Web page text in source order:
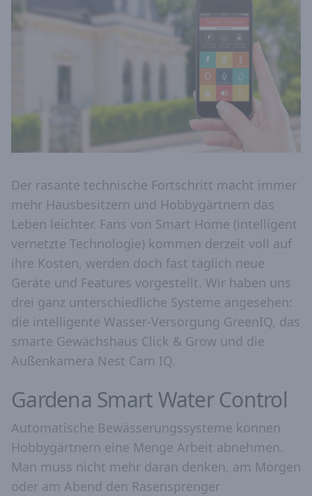
Der rasante technische Fortschritt macht immer
mehr Hausbesitzern und Hobbygärtnern das
Leben leichter. Fans von Smart Home (intelligent
vernetzte Technologie) kommen derzeit voll auf
ihre Kosten, werden doch fast täglich neue
Geräte und Features vorgestellt. Wir haben uns
drei ganz unterschiedliche Systeme angesehen:
die intelligente Wasser-Versorgung GreenIQ, das
smarte Gewächshaus Click & Grow und die
Außenkamera Nest Cam IQ.
Gardena Smart Water Control
Automatische Bewässerungssysteme können
Hobbygärtnern eine Menge Arbeit abnehmen.
Man muss nicht mehr daran denken, am Morgen
oder am Abend den Rasensprenger